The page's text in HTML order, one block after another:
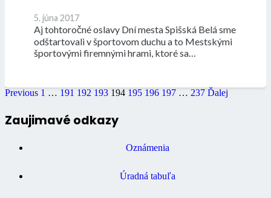
5. júna 2017
Aj tohtoročné oslavy Dní mesta Spišská Belá sme
odštartovali v športovom duchu a to Mestskými
športovými firemnými hrami, ktoré sa…
Previous 1 … 191 192 193 194 195 196 197 … 237 Ďalej
Zaujimavé odkazy
Oznámenia
Úradná tabuľa